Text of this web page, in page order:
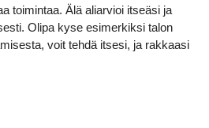
toimintaa. Älä aliarvioi itseäsi ja
Olipa kyse esimerkiksi talon
voit tehdä itsesi, ja rakkaasi